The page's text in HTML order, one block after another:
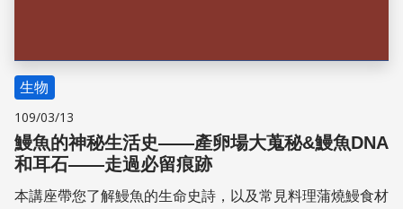
生物
109/03/13
鰻魚的神秘生活史——產卵場大蒐秘&鰻魚DNA
和耳石——走過必留痕跡
本講座帶您了解鰻魚的生命史詩，以及常見料理蒲燒鰻食材